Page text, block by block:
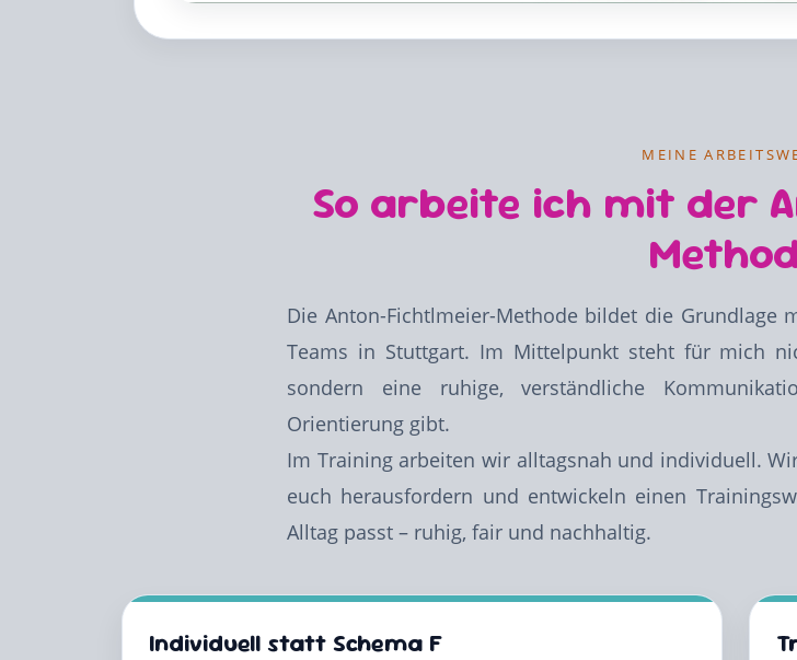
MEINE
So arbeite ich mit der
Die Anton-Fichtlmeier-Methode bildet die Grundlage
Teams in Stuttgart. Im Mittelpunkt steht für mich
sondern eine ruhige, verständliche
Orientierung gibt.
Im Training arbeiten wir alltagsnah und individuell.
euch herausfordern und entwickeln einen
Alltag passt – ruhig, fair und nachhaltig.
Individuell statt Schema F